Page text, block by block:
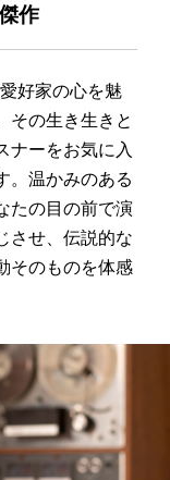
作
好家の心を魅
その生き生きと
ナーをお気に入
。温かみのある
たの目の前で演
させ、伝説的な
そのものを体感